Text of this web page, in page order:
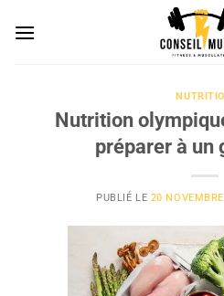
Nutrition
préparer à un
PUBLIÉ LE 20